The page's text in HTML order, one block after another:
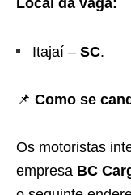
Local da vaga:
Itajaí – SC.
📌 Como se
Os motoristas
empresa BC